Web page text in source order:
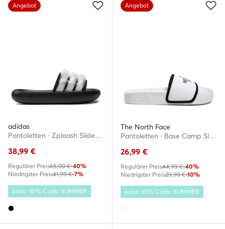
Angebot
adidas
Pantoletten · Zplaash Slides IG4155 · Schwarz
38,99 €
Regulärer Preis65,00 €-40%
Niedrigster Preis41,99 €-7%
extra -15% Code: SUMMER
Angebot
The North Face
Pantoletten · Base Camp Slide III NF0A4T2SLA91 · Weiß
26,99 €
Regulärer Preis44,99 €-40%
Niedrigster Preis29,99 €-10%
extra -15% Code: SUMMER